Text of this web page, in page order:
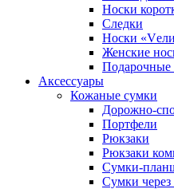
Носки
Следки
Носки
Женские
Подарочные
Аксессуары
Кожаные сумки
Дорожно-
Портфели
Рюкзаки
Рюкзаки
Сумки-
Сумки через